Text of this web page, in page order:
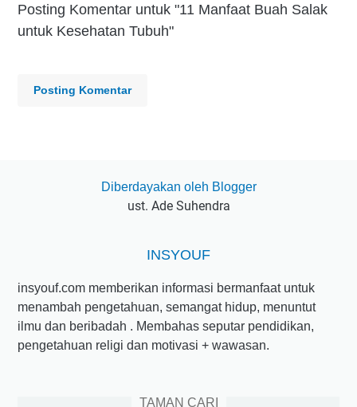
Posting Komentar untuk "11 Manfaat Buah Salak
untuk Kesehatan Tubuh"
Posting Komentar
Diberdayakan oleh Blogger
ust. Ade Suhendra
INSYOUF
insyouf.com memberikan informasi bermanfaat untuk
menambah pengetahuan, semangat hidup, menuntut
ilmu dan beribadah . Membahas seputar pendidikan,
pengetahuan religi dan motivasi + wawasan.
TAMAN CARI